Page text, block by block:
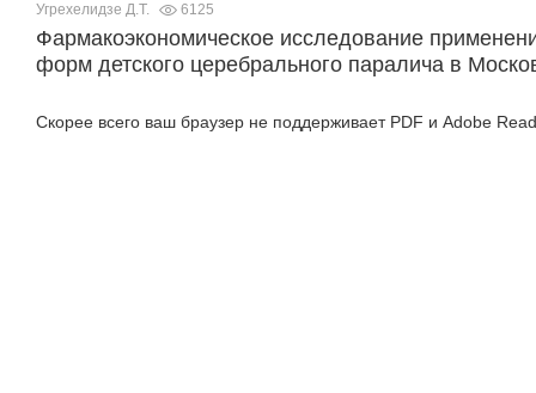
Угрехелидзе Д.Т. 6125
Фармакоэкономическое исследование
форм детского церебрального паралича в
Скорее всего ваш браузер не поддерживает PDF и Adobe